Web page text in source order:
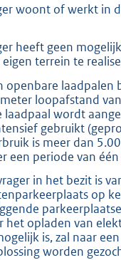
woont of werkt in
heeft geen
terrein te
openbare laadpalen
loopafstand
laadpaal wordt
gebruikt
is meer dan
een periode van
in het bezit is
op
het opladen van
is, zal naar een
worden